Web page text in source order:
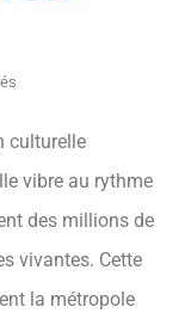
culturelle
vibre au rythme
des millions de
vivantes. Cette
la métropole